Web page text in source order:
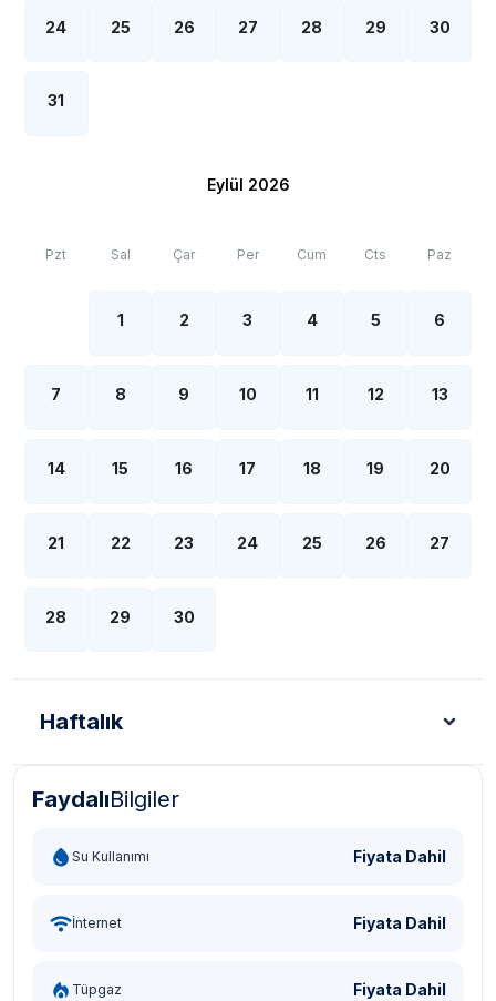
24 25 26 27 28 29 30
31
Eylül 2026
Pzt Sal Çar Per Cum Cts Paz
1 2 3 4 5 6
7 8 9 10 11 12 13
14 15 16 17 18 19 20
21 22 23 24 25 26 27
28 29 30
Haftalık
Türk Lirası - TL
FaydalıBilgiler
Su Kullanımı Fiyata Dahil
İnternet Fiyata Dahil
Tüpgaz Fiyata Dahil